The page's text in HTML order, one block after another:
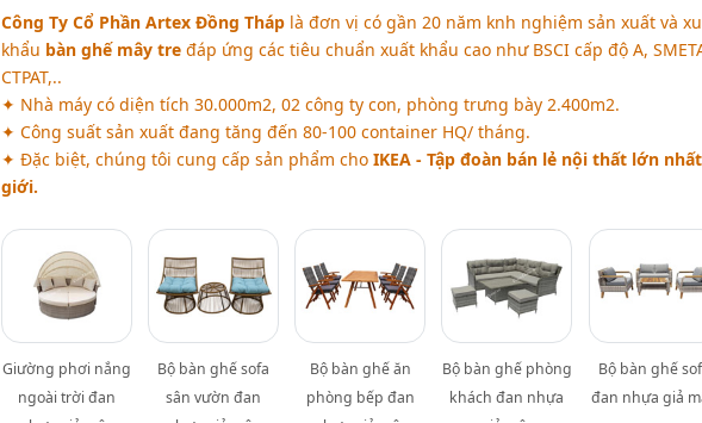
Công Ty Cổ Phần Artex Đồng Tháplà đơn vị có gần 20 năm knh nghiệm sản xuất và
khẩu bàn ghế mây tređáp ứng các tiêu chuẩn xuất khẩu cao như BSCI cấp độ A,
CTPAT,..
✦ Nhà máy có diện tích 30.000m2, 02 công ty con, phòng trưng bày 2.400m2.
✦ Công suất sản xuất đang tăng đến 80-100 container HQ/ tháng.
✦ Đặc biệt, chúng tôi cung cấp sản phẩm cho IKEA - Tập đoàn bán lẻ nội thất lớn
giới.
Giường phơi nắng
ngoài trời đan
Bộ bàn ghế sofa
sân vườn đan
Bộ bàn ghế ăn
phòng bếp đan
Bộ bàn ghế phòng
khách đan nhựa
Bộ bàn ghế
đan nhựa giả